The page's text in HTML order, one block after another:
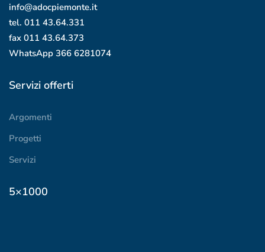
info@adocpiemonte.it
tel. 011 43.64.331
fax 011 43.64.373
WhatsApp 366 6281074
Servizi offerti
Argomenti
Progetti
Servizi
5×1000